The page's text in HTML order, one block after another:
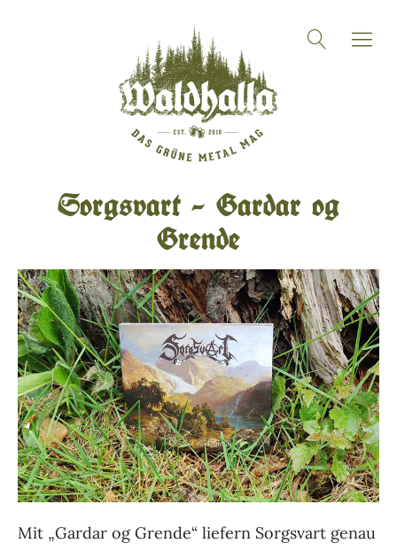
Sorgsvart – Gardar og
Grende
Mit „Gardar og Grende“ liefern Sorgsvart genau